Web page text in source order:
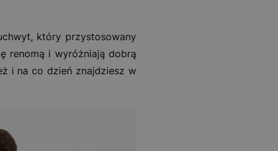
który przystosowany
renomą i wyróżniają dobrą
i na co dzień znajdziesz w